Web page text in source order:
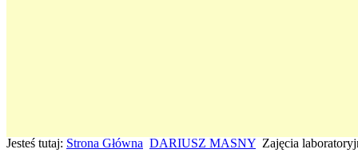
Jesteś tutaj: Strona Główna DARIUSZ MASNY Zajęcia